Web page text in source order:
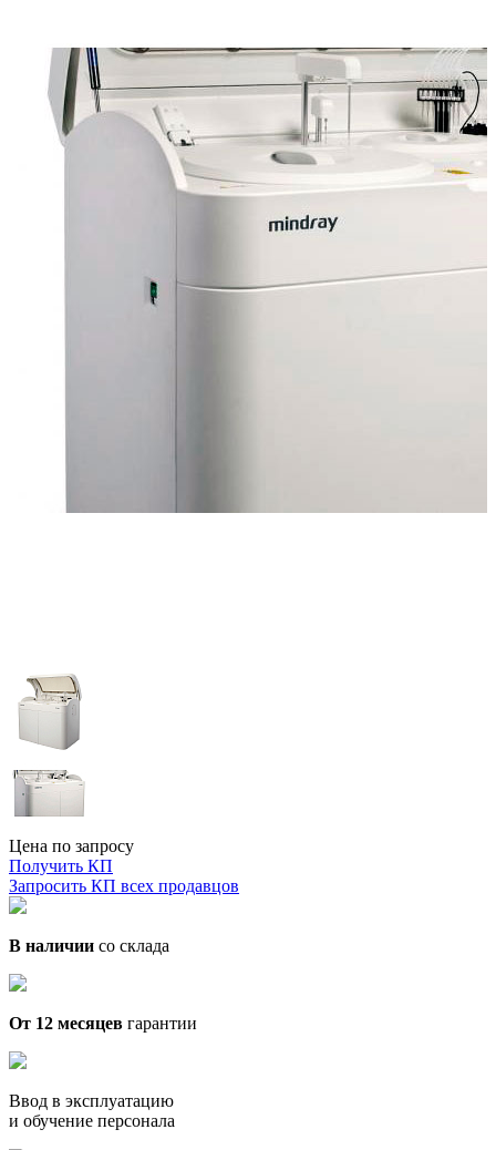
Цена по запросу
Получить КП
Запросить КП всех продавцов
В наличии со склада
От 12 месяцев гарантии
Ввод в эксплуатацию
и обучение персонала